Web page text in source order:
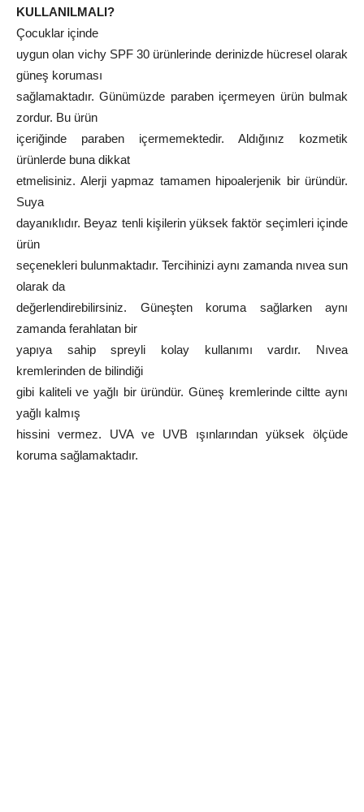
KULLANILMALI?
Çocuklar içinde
uygun olan vichy SPF 30 ürünlerinde derinizde hücresel olarak
güneş koruması
sağlamaktadır. Günümüzde paraben içermeyen ürün bulmak
zordur. Bu ürün
içeriğinde paraben içermemektedir. Aldığınız kozmetik
ürünlerde buna dikkat
etmelisiniz. Alerji yapmaz tamamen hipoalerjenik bir üründür.
Suya
dayanıklıdır. Beyaz tenli kişilerin yüksek faktör seçimleri içinde
ürün
seçenekleri bulunmaktadır. Tercihinizi aynı zamanda nıvea sun
olarak da
değerlendirebilirsiniz. Güneşten koruma sağlarken aynı
zamanda ferahlatan bir
yapıya sahip spreyli kolay kullanımı vardır. Nıvea
kremlerinden de bilindiği
gibi kaliteli ve yağlı bir üründür. Güneş kremlerinde ciltte aynı
yağlı kalmış
hissini vermez. UVA ve UVB ışınlarından yüksek ölçüde
koruma sağlamaktadır.